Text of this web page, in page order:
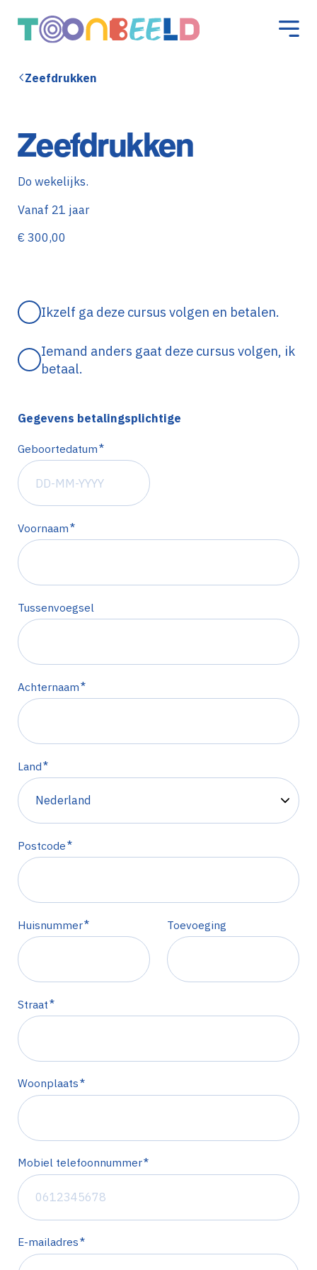
Zeefdrukken
Zeefdrukken
Do wekelijks.
Vanaf 21 jaar
€ 300,00
Ikzelf ga deze cursus volgen en betalen.
Iemand anders gaat deze cursus volgen, ik
betaal.
Gegevens betalingsplichtige
Geboortedatum*
Voornaam*
Tussenvoegsel
Achternaam*
Land*
Postcode*
Huisnummer* Toevoeging
Straat*
Woonplaats*
Mobiel telefoonnummer*
E-mailadres*